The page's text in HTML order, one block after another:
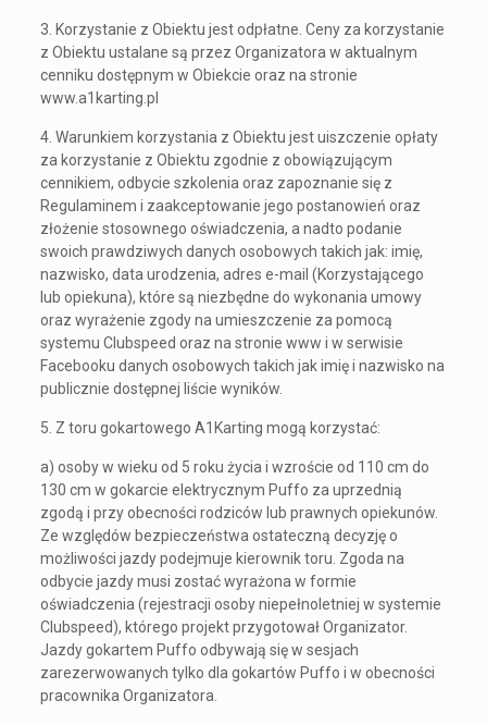
3. Korzystanie z Obiektu jest odpłatne. Ceny za korzystanie
z Obiektu ustalane są przez Organizatora w aktualnym
cenniku dostępnym w Obiekcie oraz na stronie
www.a1karting.pl
4. Warunkiem korzystania z Obiektu jest uiszczenie opłaty
za korzystanie z Obiektu zgodnie z obowiązującym
cennikiem, odbycie szkolenia oraz zapoznanie się z
Regulaminem i zaakceptowanie jego postanowień oraz
złożenie stosownego oświadczenia, a nadto podanie
swoich prawdziwych danych osobowych takich jak: imię,
nazwisko, data urodzenia, adres e-mail (Korzystającego
lub opiekuna), które są niezbędne do wykonania umowy
oraz wyrażenie zgody na umieszczenie za pomocą
systemu Clubspeed oraz na stronie www i w serwisie
Facebooku danych osobowych takich jak imię i nazwisko na
publicznie dostępnej liście wyników.
5. Z toru gokartowego A1Karting mogą korzystać:
a) osoby w wieku od 5 roku życia i wzroście od 110 cm do
130 cm w gokarcie elektrycznym Puffo za uprzednią
zgodą i przy obecności rodziców lub prawnych opiekunów.
Ze względów bezpieczeństwa ostateczną decyzję o
możliwości jazdy podejmuje kierownik toru. Zgoda na
odbycie jazdy musi zostać wyrażona w formie
oświadczenia (rejestracji osoby niepełnoletniej w systemie
Clubspeed), którego projekt przygotował Organizator.
Jazdy gokartem Puffo odbywają się w sesjach
zarezerwowanych tylko dla gokartów Puffo i w obecności
pracownika Organizatora.